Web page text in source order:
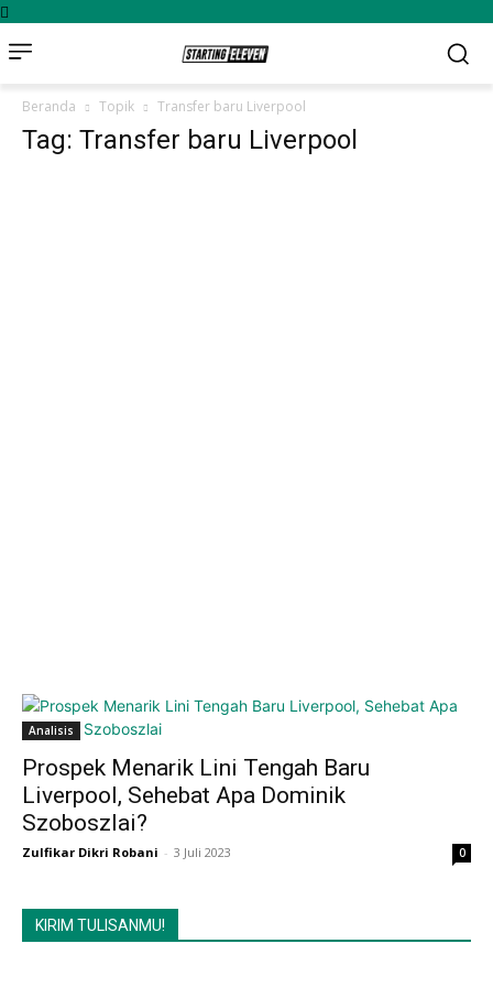
Beranda Topik Transfer baru Liverpool
Tag: Transfer baru Liverpool
Analisis
Prospek Menarik Lini Tengah Baru
Liverpool, Sehebat Apa Dominik
Szoboszlai?
Zulfikar Dikri Robani - 3 Juli 2023 0
KIRIM TULISANMU!